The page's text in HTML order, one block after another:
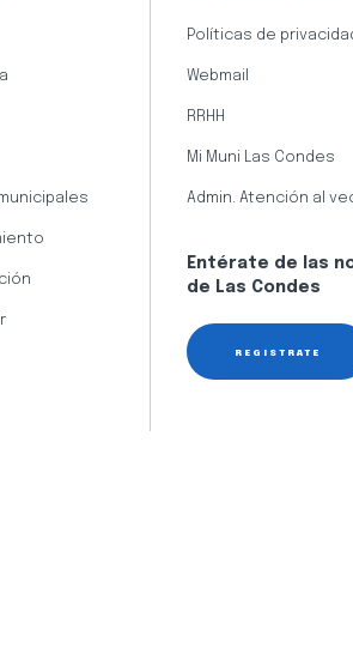
Políticas de
Webmail
RRHH
Mi Muni Las Condes
Admin. Atención al
Entérate de las
de Las Condes
REGÍSTRATE